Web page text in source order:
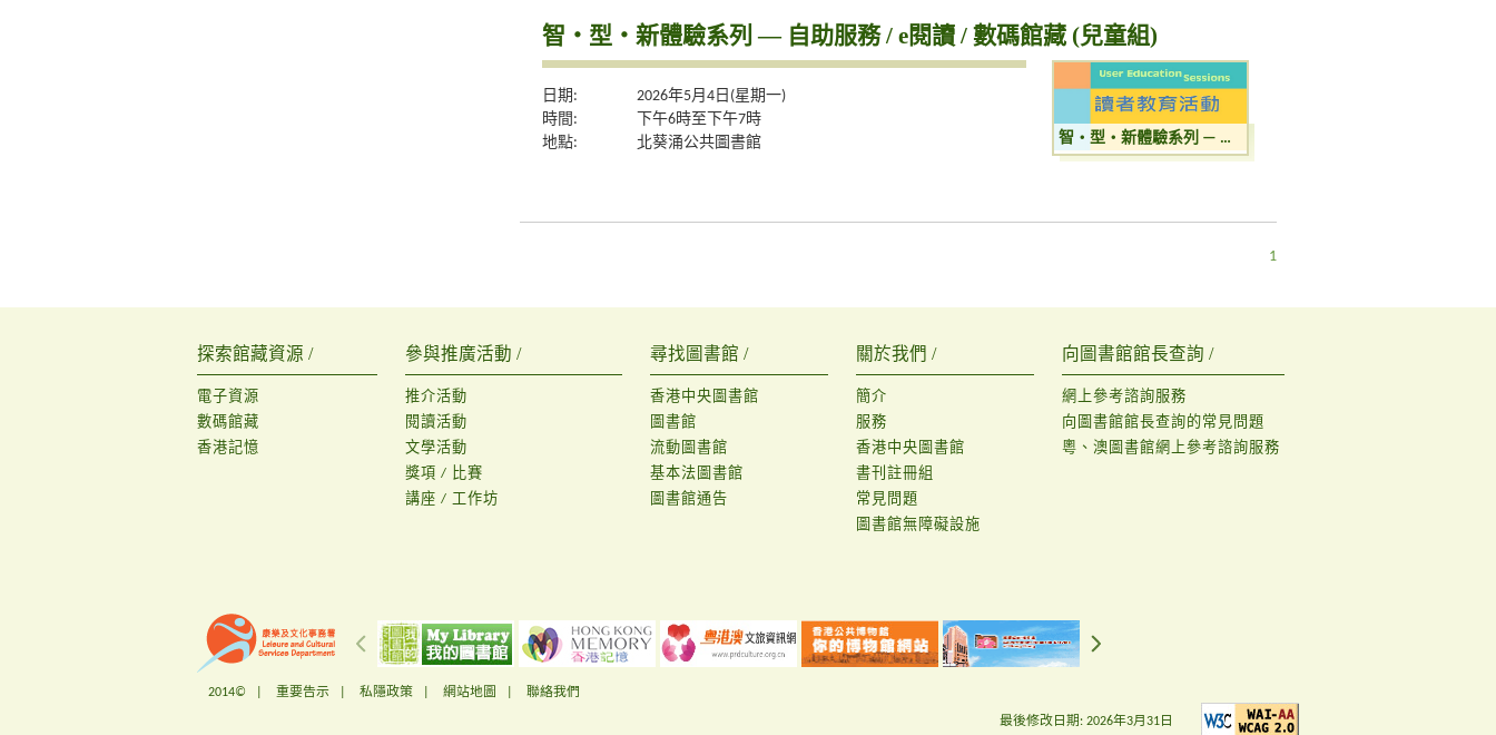
智‧型‧新體驗系列 — 自助服務 / e閱讀 / 數碼館藏 (兒童組)
日期:
2026年5月4日(星期一)
時間:
下午6時至下午7時
地點:
北葵涌公共圖書館 智‧型‧新體驗系列 — 自助服務 / e閱讀 / 數碼館藏 (兒童組)
1
探索館藏資源 /
電子資源
數碼館藏
香港記憶
參與推廣活動 /
推介活動
閱讀活動
文學活動
獎項 / 比賽
講座 / 工作坊
尋找圖書館 /
香港中央圖書館
圖書館
流動圖書館
基本法圖書館
圖書館通告
關於我們 /
簡介
服務
香港中央圖書館
書刊註冊組
常見問題
圖書館無障礙設施
向圖書館館長查詢 /
網上參考諮詢服務
向圖書館館長查詢的常見問題
粵、澳圖書館網上參考諮詢服務
2014© | 重要告示 私隱政策 網站地圖 聯絡我們
最後修改日期: 2026年3月31日